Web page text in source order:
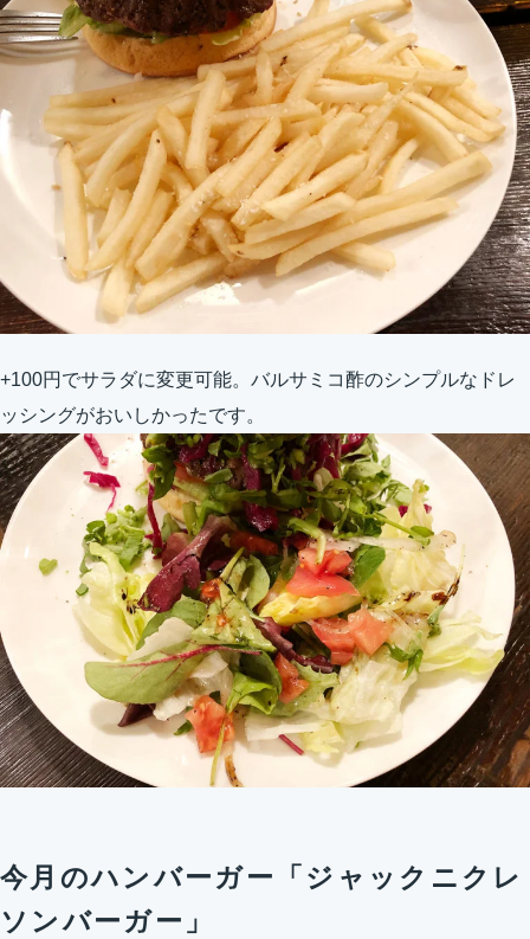
+100円でサラダに変更可能。バルサミコ酢のシンプルなドレ
ッシングがおいしかったです。
今月のハンバーガー「ジャックニクレ
ソンバーガー」